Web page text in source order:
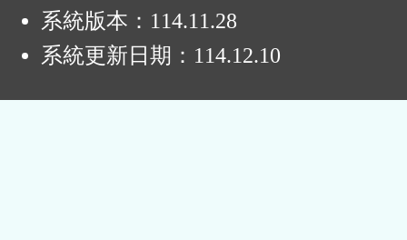
系統版本： 114.11.28
系統更新日期： 114.12.10